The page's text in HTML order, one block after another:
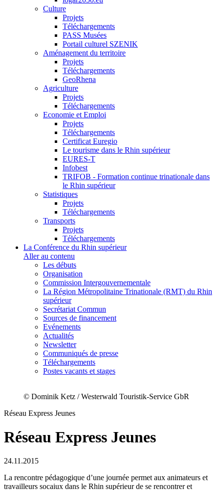
Culture
Projets
Téléchargements
PASS Musées
Portail culturel SZENIK
Aménagement du territoire
Projets
Téléchargements
GeoRhena
Agriculture
Projets
Téléchargements
Economie et Emploi
Projets
Téléchargements
Certificat Euregio
Le tourisme dans le Rhin supérieur
EURES-T
Infobest
TRIFOB - Formation continue trinationale dans
le Rhin supérieur
Statistiques
Projets
Téléchargements
Transports
Projets
Téléchargements
La Conférence du Rhin supérieur
Aller au contenu
Les débuts
Organisation
Commission Intergouvernementale
La Région Métropolitaine Trinationale (RMT) du Rhin
supérieur
Secrétariat Commun
Sources de financement
Evénements
Actualités
Newsletter
Communiqués de presse
Téléchargements
Postes vacants et stages
© Dominik Ketz / Westerwald Touristik-Service GbR
Réseau Express Jeunes
Réseau Express Jeunes
24.11.2015
La rencontre pédagogique d’une journée permet aux animateurs et
travailleurs socaiux dans le Rhin supérieur de se rencontrer et